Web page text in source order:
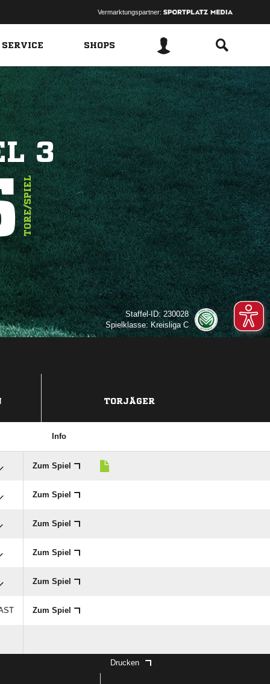
Vermarktungspartner:
SHOPS
3
TORE/SPIEL
Staffel-ID: 230028
Spielklasse: Kreisliga C
TORJÄGER
Info
Zum Spiel
Zum Spiel
Zum Spiel
Zum Spiel
Zum Spiel
Zum Spiel
Drucken